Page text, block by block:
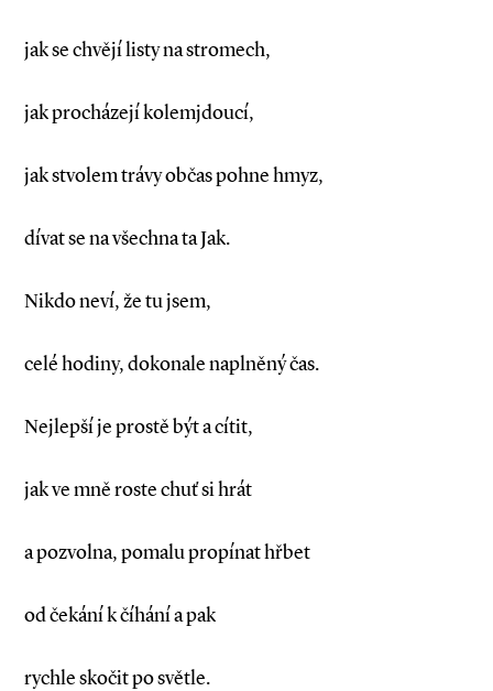
jak se chvějí listy na stromech,
jak procházejí kolemjdoucí,
jak stvolem trávy občas pohne hmyz,
dívat se na všechna ta Jak.
Nikdo neví, že tu jsem,
celé hodiny, dokonale naplněný čas.
Nejlepší je prostě být a cítit,
jak ve mně roste chuť si hrát
a pozvolna, pomalu propínat hřbet
od čekání k číhání a pak
rychle skočit po světle.